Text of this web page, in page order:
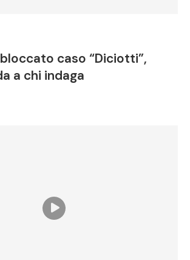
caso “Diciotti”,
a chi indaga